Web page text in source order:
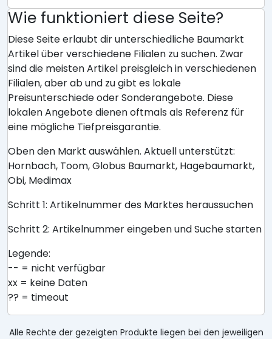
Wie funktioniert diese Seite?
Diese Seite erlaubt dir unterschiedliche Baumarkt
Artikel über verschiedene Filialen zu suchen. Zwar
sind die meisten Artikel preisgleich in verschiedenen
Filialen, aber ab und zu gibt es lokale
Preisunterschiede oder Sonderangebote. Diese
lokalen Angebote dienen oftmals als Referenz für
eine mögliche Tiefpreisgarantie.
Oben den Markt auswählen. Aktuell unterstützt:
Hornbach, Toom, Globus Baumarkt, Hagebaumarkt,
Obi, Medimax
Schritt 1: Artikelnummer des Marktes heraussuchen
Schritt 2: Artikelnummer eingeben und Suche starten
Legende:
-- = nicht verfügbar
xx = keine Daten
?? = timeout
Alle Rechte der gezeigten Produkte liegen bei den jeweiligen